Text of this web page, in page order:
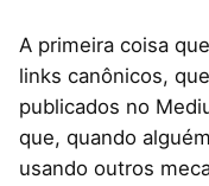
A primeira coisa
links canônicos,
publicados no
que, quando
usando outros